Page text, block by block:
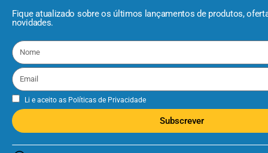
Fique atualizado sobre os últimos lançamentos de produtos,
novidades.
Li e aceito as Políticas de Privacidade
Subscrever